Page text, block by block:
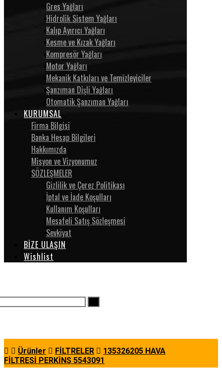
Gres Yağları
Hidrolik Sistem Yağları
Kalıp Ayırıcı Yağları
Kesme ve Kızak Yağları
Kompresör Yağları
Motor Yağları
Mekanik Katkıları ve Temizleyiciler
Şanzıman Dişli Yağları
Otomatik Şanzıman Yağları
KURUMSAL
Firma Bilgisi
Banka Hesap Bilgileri
Hakkımızda
Misyon ve Vizyonumuz
SÖZLEŞMELER
Gizlilik ve Çerez Politikası
İptal ve İade Koşulları
Kullanım Koşulları
Mesafeli Satış Sözleşmesi
Sevkiyat
BİZE ULAŞIN
Wishlist
Ürünler FİLTRELER
135326205 HAVA
FİLTRESİ PERKİNS 5543091